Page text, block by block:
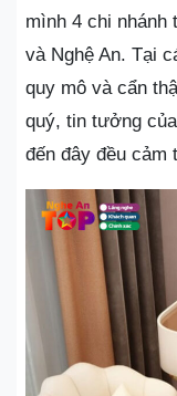
mình 4 chi nhánh
và Nghệ An. Tại
quy mô và cẩn
quý, tin tưởng
đến đây đều cảm